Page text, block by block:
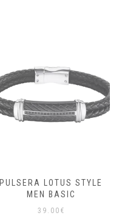
PULSERA LOTUS STYLE
MEN BASIC
39.00 €